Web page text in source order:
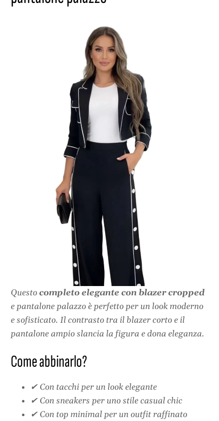
Questocompleto elegante con blazer cropped
e pantalone palazzo è perfetto per un look moderno
e sofisticato. Il contrasto tra il blazer corto e il
pantalone ampio slancia la figura e dona eleganza.
Come abbinarlo?
✔ Con tacchi per un look elegante
✔ Con sneakers per uno stile casual chic
✔ Con top minimal per un outfit raffinato